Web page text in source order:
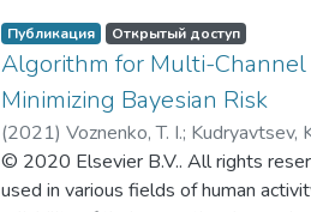
Попытка найти корни
представления данного
второй степени, с последующим
нахождения коэффициентов
очень громоздким уравнениям,
высокой. Поэтому предлагается
сначала выполняется поиск
Публикация Открытый доступ
Algorithm for Multi-Channel
Minimizing Bayesian Risk
(2021)Voznenko, T. I.; Kudryavtsev,
Константин Яковлевич
© 2020 Elsevier B.V.. All rights
used in various fields of human